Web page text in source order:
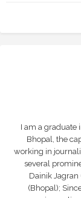
I am a graduate
Bhopal, the
working in
several
Dainik Jagran
(Bhopal);